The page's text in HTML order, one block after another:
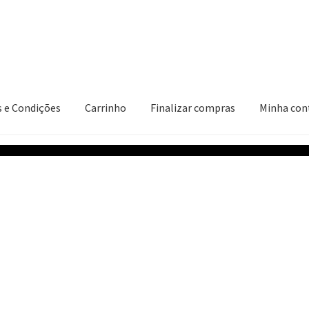
e Condições Carrinho Finalizar compras Minha
CarrinhoFinalizar comprasMinha conta